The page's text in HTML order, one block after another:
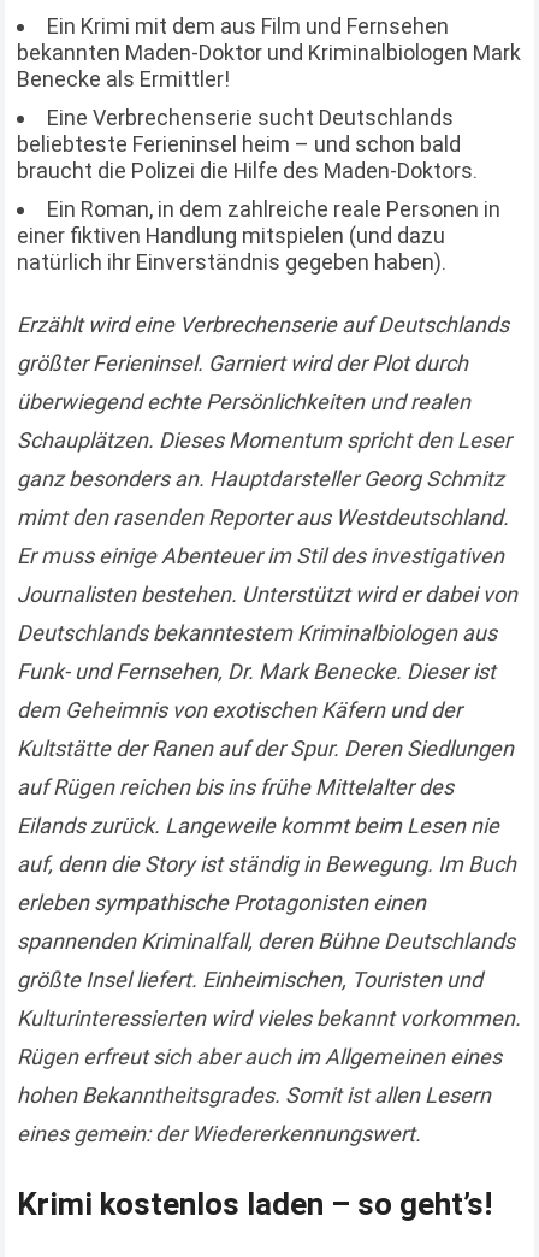
Ein Krimi mit dem aus Film und Fernsehen
bekannten Maden-Doktor und Kriminalbiologen Mark
Benecke als Ermittler!
Eine Verbrechenserie sucht Deutschlands
beliebteste Ferieninsel heim – und schon bald
braucht die Polizei die Hilfe des Maden-Doktors.
Ein Roman, in dem zahlreiche reale Personen in
einer fiktiven Handlung mitspielen (und dazu
natürlich ihr Einverständnis gegeben haben).
Erzählt wird eine Verbrechenserie auf Deutschlands
größter Ferieninsel. Garniert wird der Plot durch
überwiegend echte Persönlichkeiten und realen
Schauplätzen. Dieses Momentum spricht den Leser
ganz besonders an. Hauptdarsteller Georg Schmitz
mimt den rasenden Reporter aus Westdeutschland.
Er muss einige Abenteuer im Stil des investigativen
Journalisten bestehen. Unterstützt wird er dabei von
Deutschlands bekanntestem Kriminalbiologen aus
Funk- und Fernsehen, Dr. Mark Benecke. Dieser ist
dem Geheimnis von exotischen Käfern und der
Kultstätte der Ranen auf der Spur. Deren Siedlungen
auf Rügen reichen bis ins frühe Mittelalter des
Eilands zurück. Langeweile kommt beim Lesen nie
auf, denn die Story ist ständig in Bewegung. Im Buch
erleben sympathische Protagonisten einen
spannenden Kriminalfall, deren Bühne Deutschlands
größte Insel liefert. Einheimischen, Touristen und
Kulturinteressierten wird vieles bekannt vorkommen.
Rügen erfreut sich aber auch im Allgemeinen eines
hohen Bekanntheitsgrades. Somit ist allen Lesern
eines gemein: der Wiedererkennungswert.
Krimi kostenlos laden – so geht’s!